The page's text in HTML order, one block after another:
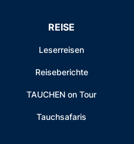
REISE
Leserreisen
Reiseberichte
TAUCHEN on Tour
Tauchsafaris